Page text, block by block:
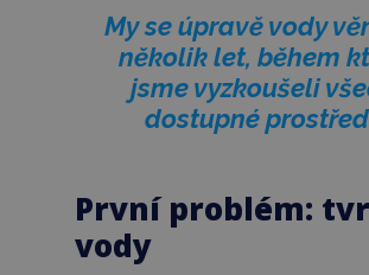
My se úpravě vody
několik let, během
jsme vyzkoušeli
dostupné
První problém:
vody